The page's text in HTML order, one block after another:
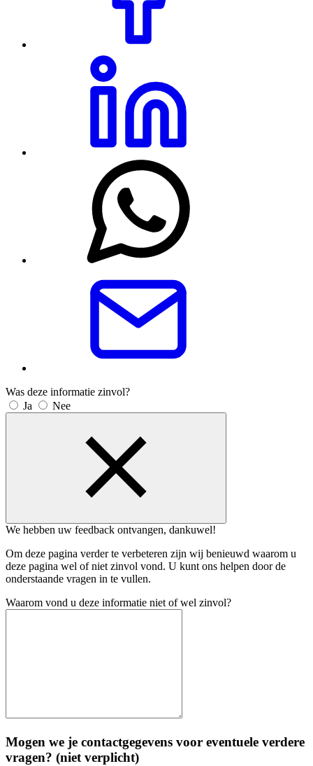
Was deze informatie zinvol?
Ja
Nee
We hebben uw feedback ontvangen, dankuwel!
Om deze pagina verder te verbeteren zijn wij benieuwd waarom u
deze pagina wel of niet zinvol vond. U kunt ons helpen door de
onderstaande vragen in te vullen.
Waarom vond u deze informatie niet of wel zinvol?
Mogen we je contactgegevens voor eventuele verdere
vragen? (niet verplicht)